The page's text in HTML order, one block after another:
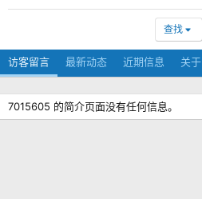
查找
访客留言 最新动态 近期信息 关于
7015605 的简介页面没有任何信息。